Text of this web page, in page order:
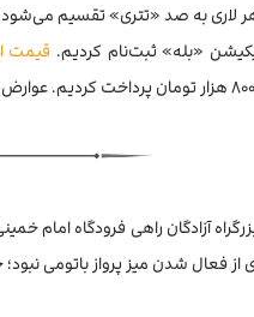
به صد «تتری» تقسیم می‌شود. در
«بله» ثبت‌نام کردیم. قیمت
آزادگان راهی فرودگاه امام
فعال شدن میز پرواز باتومی